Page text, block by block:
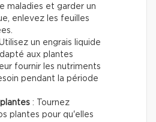
maladies et garder un
enlevez les feuilles
un engrais liquide
aux plantes
fournir les nutriments
pendant la période
: Tournez
plantes pour qu'elles